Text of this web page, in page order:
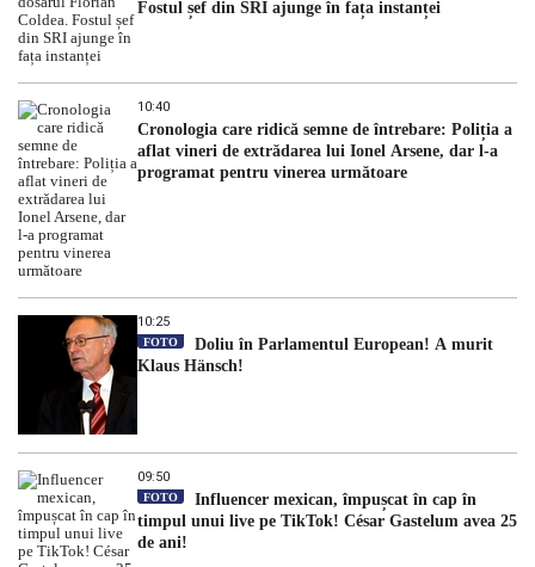
Fostul șef din SRI ajunge în fața instanței
10:40
Cronologia care ridică semne de întrebare: Poliția a
aflat vineri de extrădarea lui Ionel Arsene, dar l-a
programat pentru vinerea următoare
10:25
FOTO
Doliu în Parlamentul European! A murit
Klaus Hänsch!
09:50
FOTO
Influencer mexican, împușcat în cap în
timpul unui live pe TikTok! César Gastelum avea 25
de ani!